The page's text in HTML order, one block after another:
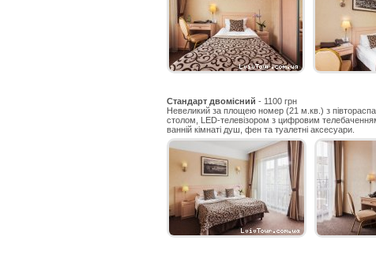
Стандарт двомісний - 1100 грн
Невеликий за площею номер (21 м.кв.) з
столом, LED-телевізором з цифровим
ванній кімнаті душ, фен та туалетні аксесуари.